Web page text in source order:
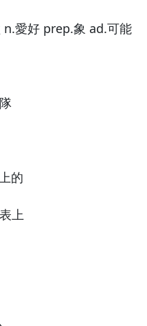
愛好 prep.象 ad.可能
的
上